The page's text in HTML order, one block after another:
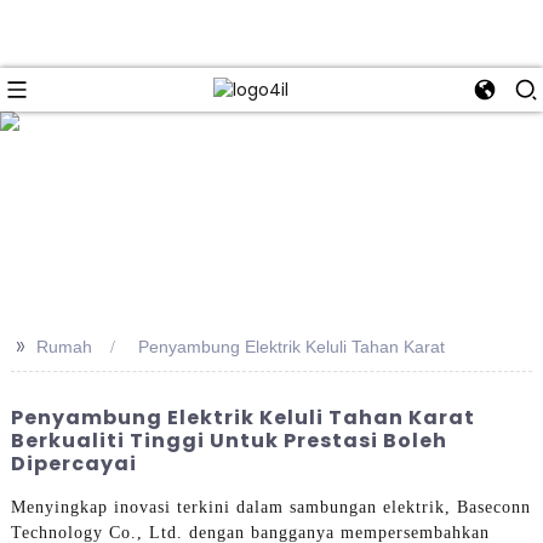
>> Rumah Penyambung Elektrik Keluli Tahan Karat
Penyambung Elektrik Keluli Tahan Karat
Berkualiti Tinggi Untuk Prestasi Boleh
Dipercayai
Menyingkap inovasi terkini dalam sambungan elektrik, Baseconn
Technology Co., Ltd. dengan bangganya mempersembahkan